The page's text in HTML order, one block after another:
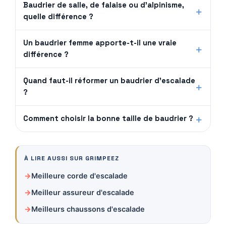
Baudrier de salle, de falaise ou d'alpinisme,
quelle différence ?
Un baudrier femme apporte-t-il une vraie
différence ?
Quand faut-il réformer un baudrier d'escalade
?
Comment choisir la bonne taille de baudrier ?
À LIRE AUSSI SUR GRIMPEEZ
Meilleure corde d'escalade
Meilleur assureur d'escalade
Meilleurs chaussons d'escalade